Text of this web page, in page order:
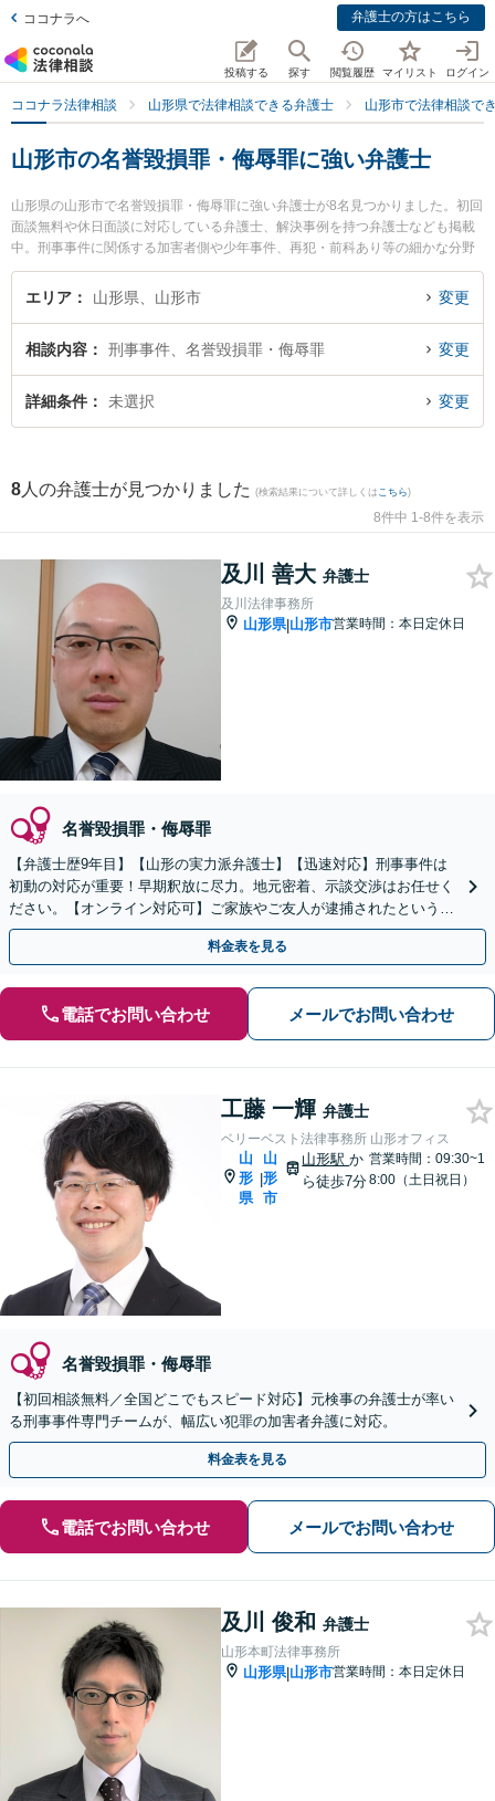
ココナラへ 弁護士の方はこちら
投稿する 探す 閲覧履歴 マイリスト ログイン
ココナラ法律相談 山形県で法律相談できる弁護士 山形市で法律相談で
山形市の名誉毀損罪・侮辱罪に強い弁護士
山形県の山形市で名誉毀損罪・侮辱罪に強い弁護士が8名見つかりました。初回
面談無料や休日面談に対応している弁護士、解決事例を持つ弁護士なども掲載
中。刑事事件に関係する加害者側や少年事件、再犯・前科あり等の細かな分野
での絞り込み検索もでき便利です。特に及川法律事務所の及川 善大弁護士やベ
リーベスト法律事務所 山形オフィスの工藤 一輝弁護士、山形本町法律事務所の
に弁護士に相談したい』『名誉毀損罪・侮辱罪のトラブル解決の実績豊富な近
くの弁護士を検索したい』『初回相談無料で名誉毀損罪・侮辱罪を法律相談で
きる山形市内の弁護士に相談予約したい』などでお困りの相談者さんにおすす
エリア 山形県、山形市 変更
相談内容 刑事事件、名誉毀損罪・侮辱罪 変更
詳細条件 未選択 変更
8 人の弁護士が見つかりました (検索結果について詳しくは こちら)
8件中 1-8件を表示
及川 善大 弁護士
及川法律事務所
山形県|山形市営業時間：本日定休日
名誉毀損罪・侮辱罪
【弁護士歴9年目】【山形の実力派弁護士】【迅速対応】刑事事件は
初動の対応が重要！早期釈放に尽力。地元密着、示談交渉はお任せく
ださい。【オンライン対応可】ご家族やご友人が逮捕されたというよ
うな知らせを受けた場合には、一刻も早くご相談ください。
料金表を見る
電話でお問い合わせ メールでお問い合わせ
工藤 一輝 弁護士
ベリーベスト法律事務所 山形オフィス
山
形
県
|
山
形
市
山形駅か
ら徒歩7分
営業時間：09:30~1
8:00（土日祝日）
名誉毀損罪・侮辱罪
【初回相談無料／全国どこでもスピード対応】元検事の弁護士が率い
る刑事事件専門チームが、幅広い犯罪の加害者弁護に対応。
料金表を見る
電話でお問い合わせ メールでお問い合わせ
及川 俊和 弁護士
山形本町法律事務所
山形県|山形市営業時間：本日定休日